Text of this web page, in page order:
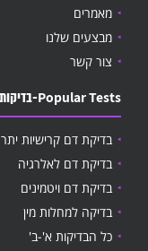
מאמרים
מבצעים שלנו
צור קשר
Popular Tests-בדיקות מעבדה
בדיקת דם קרישיות יתר
בדיקת דם לאלרגיה
בדיקת דם ויטמינים
בדיקה למחלות מין
כל הבדיקות א'-ב'